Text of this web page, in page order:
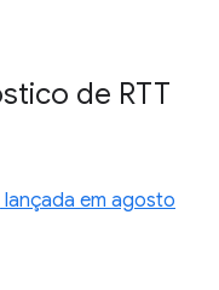
de RTT
lançada em agosto